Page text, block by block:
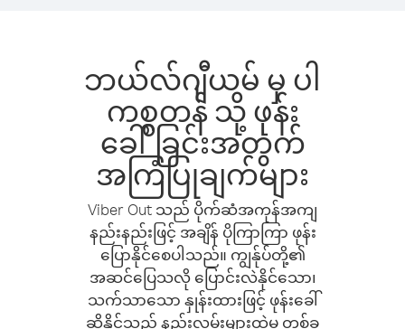
ဘယ်လ်ဂျီယမ် မှ ပါ
ကစ္စတန် သို့ ဖုန်း
ခေါ်ခြင်းအတွက်
အကြံပြုချက်များ
Viber Out သည် ပိုက်ဆံအကုန်အကျ
နည်းနည်းဖြင့် အချိန် ပိုကြာကြာ ဖုန်း
ပြောနိုင်စေပါသည်။ ကျွန်ုပ်တို့၏
အဆင်ပြေသလို ပြောင်းလဲနိုင်သော၊
သက်သာသော နှုန်းထားဖြင့် ဖုန်းခေါ်
ဆိုနိုင်သည့် နည်းလမ်းများထဲမှ တစ်ခု